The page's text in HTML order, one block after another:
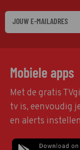
Mobiele apps
Met de gratis
tv is, eenvoudig
en alerts